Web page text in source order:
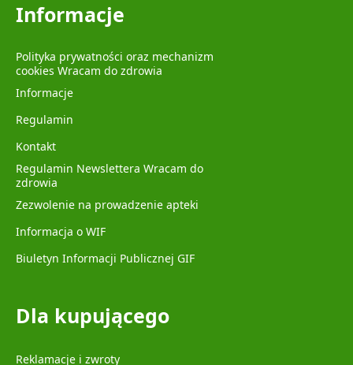
Informacje
Polityka prywatności oraz mechanizm
cookies Wracam do zdrowia
Informacje
Regulamin
Kontakt
Regulamin Newslettera Wracam do
zdrowia
Zezwolenie na prowadzenie apteki
Informacja o WIF
Biuletyn Informacji Publicznej GIF
Dla kupującego
Reklamacje i zwroty